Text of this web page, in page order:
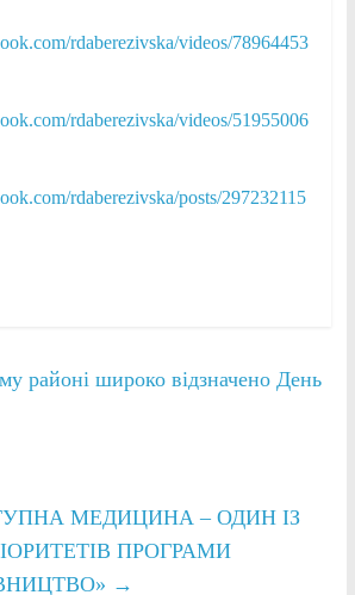
rdaberezivska/videos/78964453
rdaberezivska/videos/51955006
rdaberezivska/posts/297232115
районі широко відзначено День
МЕДИЦИНА – ОДИН ІЗ
ПРОГРАМИ
→